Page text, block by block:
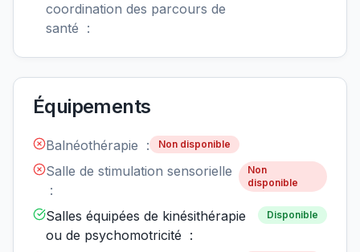
coordination des parcours de
santé :
Équipements
Balnéothérapie : Non disponible
Salle de stimulation sensorielle
:
Non
disponible
Salles équipées de kinésithérapie
ou de psychomotricité :
Disponible